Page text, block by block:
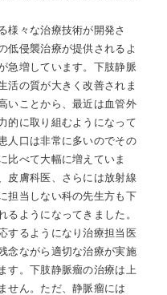
様々な治療技術が開発さ
低侵襲治療が提供されるよ
急増しています。下肢静脈
活の質が大きく改善されま
いことから、最近は血管外
的に取り組むようになって
人口は非常に多いのでその
比べて大幅に増えていま
皮膚科医、さらには放射線
担当しない科の先生方も下
るようになってきました。
するようになり治療担当医
念ながら適切な治療が実施
す。下肢静脈瘤の治療は上
せん。ただ、静脈瘤には